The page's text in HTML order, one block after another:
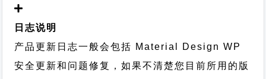
日志说明
产品更新日志一般会包括 Material Design WP
安全更新和问题修复，如果不清楚您目前所用的版